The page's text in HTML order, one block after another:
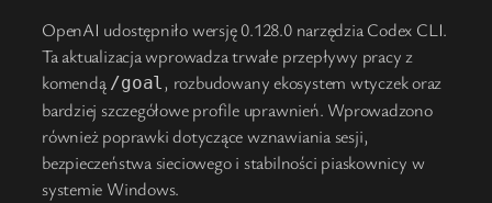
OpenAI udostępniło wersję 0.128.0 narzędzia Codex CLI.
Ta aktualizacja wprowadza trwałe przepływy pracy z
komendą /goal, rozbudowany ekosystem wtyczek oraz
bardziej szczegółowe profile uprawnień. Wprowadzono
również poprawki dotyczące wznawiania sesji,
bezpieczeństwa sieciowego i stabilności piaskownicy w
systemie Windows.